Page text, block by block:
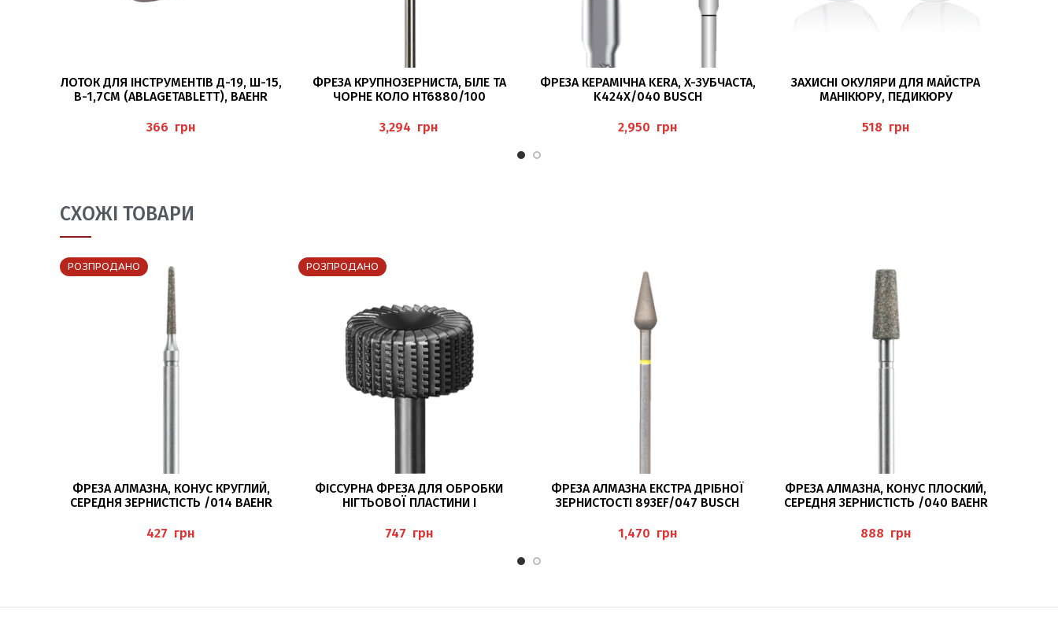
ДОДАТИ В КОШИК
ЛОТОК ДЛЯ ІНСТРУМЕНТІВ Д-19, Ш-15,
В-1,7СМ (ABLAGETABLETT), BAEHR
грн
ДОДАТИ В КОШИК
ФРЕЗА КРУПНОЗЕРНИСТА, БІЛЕ ТА
ЧОРНЕ КОЛО HT6880/100
грн
ЧИТАТИ ДАЛІ
ФРЕЗА КЕРАМІЧНА KERA, X-ЗУБЧАСТА,
K424X/040 BUSCH
грн
ЧИТАТИ ДАЛІ
ЗАХИСНІ ОКУЛЯРИ ДЛЯ МАЙСТРА
МАНІКЮРУ, ПЕДИКЮРУ
SEITENSCHUTZ), BAEHR
грн
СХОЖІ ТОВАРИ
РОЗПРОДАНО
ЧИТАТИ ДАЛІ
ФРЕЗА АЛМАЗНА, КОНУС КРУГЛИЙ,
СЕРЕДНЯ ЗЕРНИСТІСТЬ /014 BAEHR
грн
РОЗПРОДАНО
ЧИТАТИ ДАЛІ
ФІССУРНА ФРЕЗА ДЛЯ ОБРОБКИ
НІГТЬОВОЇ ПЛАСТИНИ І
грн
ДОДАТИ В КОШИК
ФРЕЗА АЛМАЗНА ЕКСТРА ДРІБНОЇ
ЗЕРНИСТОСТІ 893EF/047 BUSCH
грн
ДОДАТИ В КОШИК
ФРЕЗА АЛМАЗНА, КОНУС ПЛОСКИЙ,
СЕРЕДНЯ ЗЕРНИСТІСТЬ /040 BAEHR
грн